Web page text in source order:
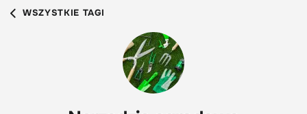
WSZYSTKIE TAGI